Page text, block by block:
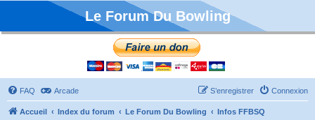
Le Forum Du Bowling
FAQ Arcade Connexion
S’enregistrer
Accueil Index du forum Le Forum Du Bowling Infos FFBSQ